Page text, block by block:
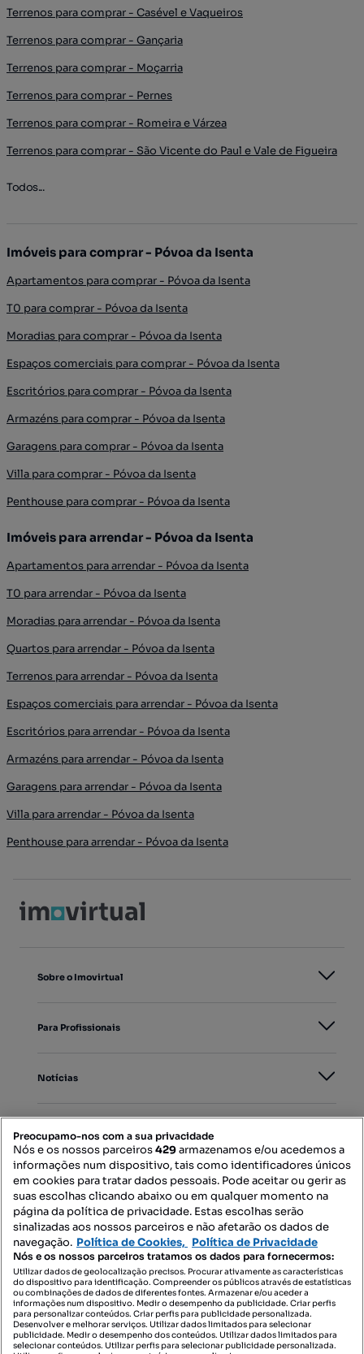
Terrenos para comprar - Casével e Vaqueiros
Terrenos para comprar - Gançaria
Terrenos para comprar - Moçarria
Terrenos para comprar - Pernes
Terrenos para comprar - Romeira e Várzea
Terrenos para comprar - São Vicente do Paul e Vale de Figueira
Todos...
Imóveis para comprar - Póvoa da Isenta
Apartamentos para comprar - Póvoa da Isenta
T0 para comprar - Póvoa da Isenta
Moradias para comprar - Póvoa da Isenta
Espaços comerciais para comprar - Póvoa da Isenta
Escritórios para comprar - Póvoa da Isenta
Armazéns para comprar - Póvoa da Isenta
Garagens para comprar - Póvoa da Isenta
Villa para comprar - Póvoa da Isenta
Penthouse para comprar - Póvoa da Isenta
Imóveis para arrendar - Póvoa da Isenta
Apartamentos para arrendar - Póvoa da Isenta
T0 para arrendar - Póvoa da Isenta
Moradias para arrendar - Póvoa da Isenta
Quartos para arrendar - Póvoa da Isenta
Terrenos para arrendar - Póvoa da Isenta
Espaços comerciais para arrendar - Póvoa da Isenta
Escritórios para arrendar - Póvoa da Isenta
Armazéns para arrendar - Póvoa da Isenta
Garagens para arrendar - Póvoa da Isenta
Villa para arrendar - Póvoa da Isenta
Penthouse para arrendar - Póvoa da Isenta
Sobre o Imovirtual
Para Profissionais
Notícias
Mapa do Site
Contacte-nos
SIGA-NOS:
DESCARREGAR NA:
Preocupamo-nos com a sua privacidade
Nós e os nossos parceiros429armazenamos e/ou acedemos a
informações num dispositivo, tais como identificadores únicos
em cookies para tratar dados pessoais. Pode aceitar ou gerir as
suas escolhas clicando abaixo ou em qualquer momento na
página da política de privacidade. Estas escolhas serão
sinalizadas aos nossos parceiros e não afetarão os dados de
navegação. Política de Cookies, Política de Privacidade
Nós e os nossos parceiros tratamos os dados para fornecermos:
Utilizar dados de geolocalização precisos. Procurar ativamente as características
do dispositivo para identificação. Compreender os públicos através de estatísticas
ou combinações de dados de diferentes fontes. Armazenar e/ou aceder a
informações num dispositivo. Medir o desempenho da publicidade. Criar perfis
para personalizar conteúdos. Criar perfis para publicidade personalizada.
Desenvolver e melhorar serviços. Utilizar dados limitados para selecionar
publicidade. Medir o desempenho dos conteúdos. Utilizar dados limitados para
selecionar conteúdos. Utilizar perfis para selecionar publicidade personalizada.